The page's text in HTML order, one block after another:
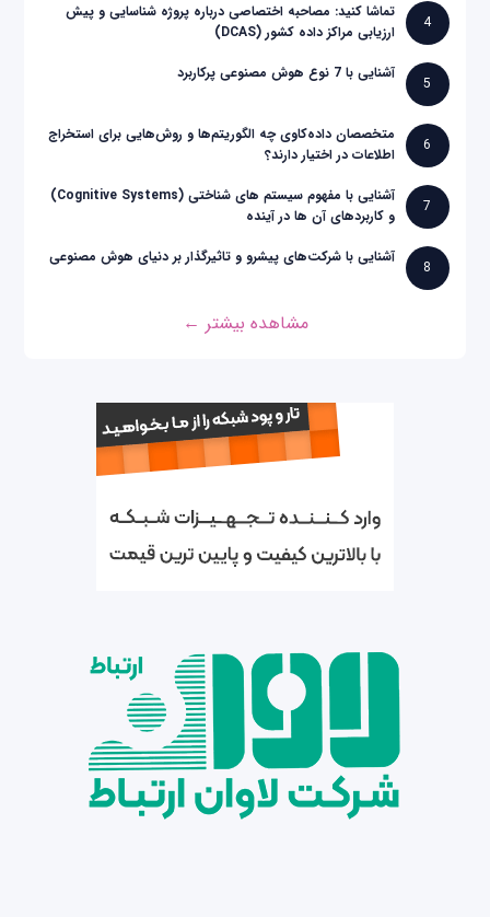
4
تماشا کنید: مصاحبه اختصاصی درباره پروژه شناسایی و پیش
ارزیابی مراکز داده کشور (DCAS)
5
آشنایی با 7 نوع هوش مصنوعی پرکاربرد
6
متخصصان داده‌کاوی چه الگوریتم‌ها و روش‌هایی برای استخراج
اطلاعات در اختیار دارند؟
7
آشنایی با مفهوم سیستم های شناختی (Cognitive Systems)
و کاربردهای آن ها در آینده
8
آشنایی با شرکت‌های پیشرو و تاثیرگذار بر دنیای هوش مصنوعی
مشاهده بیشتر ←